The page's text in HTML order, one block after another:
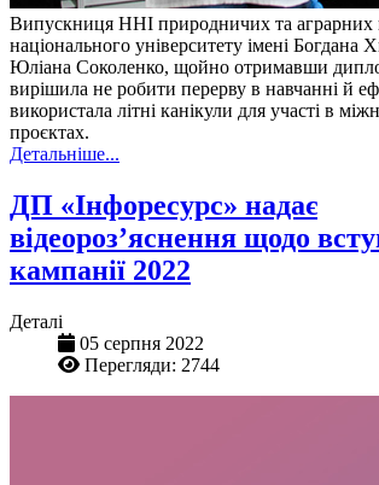
Випускниця ННІ природничих та аграрних
національного університету імені Богдана
Юліана Соколенко, щойно отримавши
вирішила не робити перерву в навчанні й
використала літні канікули для участі в
проєктах.
Детальніше...
ДП «Інфоресурс» надає
відеороз’яснення щодо
кампанії 2022
Деталі
05 серпня 2022
Перегляди: 2744